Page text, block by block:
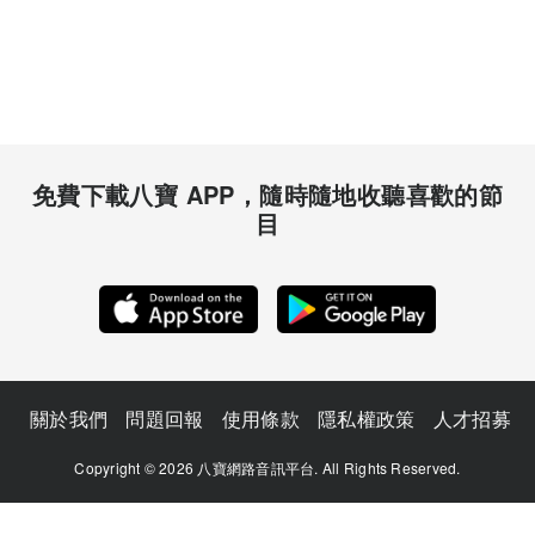
免費下載八寶 APP，隨時隨地收聽喜歡的節
目
關於我們 問題回報 使用條款 隱私權政策 人才招募
Copyright © 2026 八寶網路音訊平台. All Rights Reserved.